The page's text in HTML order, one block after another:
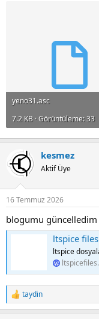
yeno31.asc
7.2 KB · Görüntüleme: 33
kesmez
Aktif Üye
16 Temmuz 2026
blogumu
ltspice files
ltspice
R
e
taydin